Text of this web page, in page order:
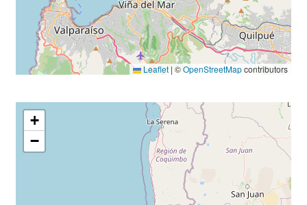
Leaflet | ©OpenStreetMapcontributors
+
−